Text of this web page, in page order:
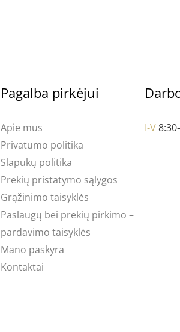
Pagalba pirkėjui
Apie mus
Privatumo politika
Slapukų politika
Prekių pristatymo sąlygos
Grąžinimo taisyklės
Paslaugų bei prekių pirkimo –
pardavimo taisyklės
Mano paskyra
Kontaktai
I-V